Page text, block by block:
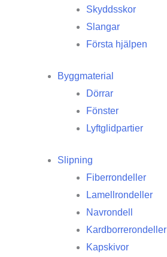
Skyddsskor
Slangar
Första hjälpen
Byggmaterial
Dörrar
Fönster
Lyftglidpartier
Slipning
Fiberrondeller
Lamellrondeller
Navrondell
Kardborrerondeller
Kapskivor